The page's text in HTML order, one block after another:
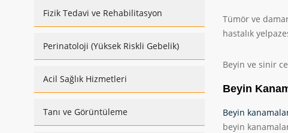
Fizik Tedavi ve Rehabilitasyon
Perinatoloji (Yüksek Riskli Gebelik)
Acil Sağlık Hizmetleri
Tanı ve Görüntüleme
Tümör ve
hastalık
Beyin ve sinir
Beyin
Beyin
beyin